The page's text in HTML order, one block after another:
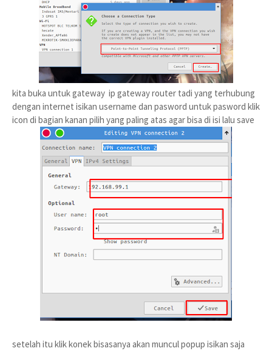
kita buka untuk gateway ip gateway router tadi yang terhubung
dengan internet isikan username dan pasword untuk pasword klik
icon di bagian kanan pilih yang paling atas agar bisa di isi lalu save
setelah itu klik konek bisasanya akan muncul popup isikan saja